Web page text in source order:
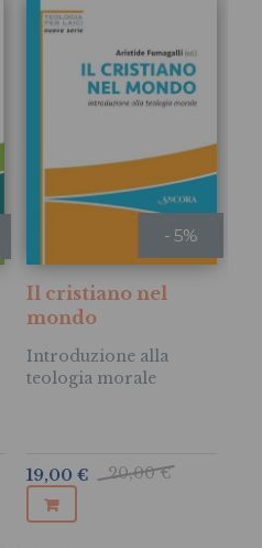
- 5%
Il cristiano nel
mondo
Introduzione alla
teologia morale
20,00 €
19,00 €